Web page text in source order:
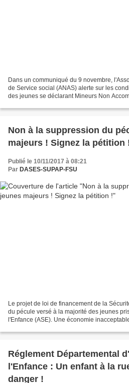
Dans un communiqué du 9 novembre,
de Service social (ANAS) alerte sur les
des jeunes se déclarant Mineurs Non
Non à la suppression du
majeurs ! Signez la pétition
Publié le 10/11/2017 à 08:21
Par DASES-SUPAP-FSU
Le projet de loi de financement de la
du pécule versé à la majorité des jeunes
l'Enfance (ASE). Une économie
Réglement Départemental
l'Enfance : Un enfant à la
danger !